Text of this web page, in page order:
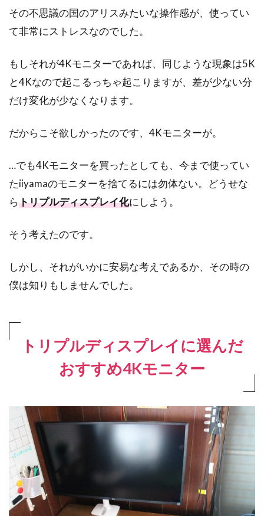
その不思議の国のアリスみたいな操作感が、使ってい
て非常にストレスなのでした。
もしそれが4Kモニターであれば、同じような現象は5K
と4Kなので起こるっちゃ起こりますが、差が少ない分
だけ変化が少なくなります。
だからこそ欲しかったのです、4Kモニターが。
…でも4Kモニターを買ったとしても、今まで使ってい
たiiyamaのモニターを捨てるには勿体ない。どうせな
らトリプルディスプレイ化にしよう。
そう考えたのです。
しかし、それがいかに安易な考えであるか、その時の
僕は知りもしませんでした。
トリプルディスプレイに選んだ
おすすめ4Kモニター